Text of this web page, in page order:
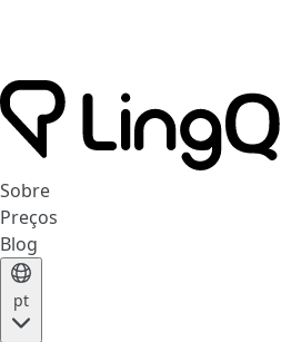
Sobre
Preços
Blog
pt